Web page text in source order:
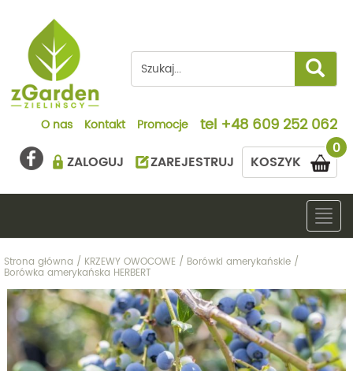
O nas Kontakt Promocje tel +48 609 252 062
0
KOSZYK
ZALOGUJ ZAREJESTRUJ
Strona główna / KRZEWY OWOCOWE / Borówki amerykańskie /
Borówka amerykańska HERBERT